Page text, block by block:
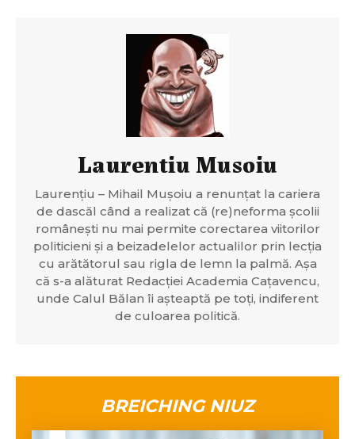
Laurentiu Musoiu
Laurențiu – Mihail Mușoiu a renunțat la cariera
de dascăl când a realizat că (re)neforma școlii
românești nu mai permite corectarea viitorilor
politicieni și a beizadelelor actualilor prin lecția
cu arătătorul sau rigla de lemn la palmă. Așa
că s-a alăturat Redacției Academia Cațavencu,
unde Calul Bălan îi așteaptă pe toți, indiferent
de culoarea politică.
BREICHING NIUZ